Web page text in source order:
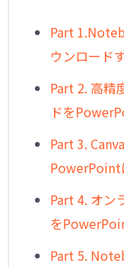
︎Part
ウンロード
︎Part 2. 高精
ドを
︎Part 3.
PowerPoint
︎Part 4. オン
を
︎Part 5.